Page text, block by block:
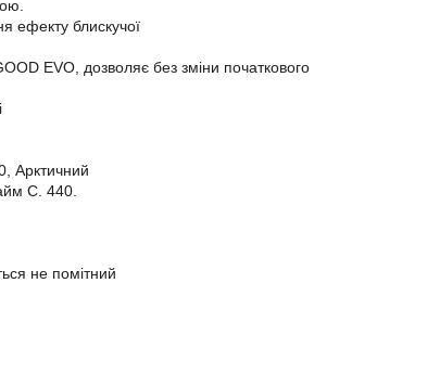
ефекту блискучої
EVO, дозволяє без зміни початкового
Арктичний
С. 440.
не помітний